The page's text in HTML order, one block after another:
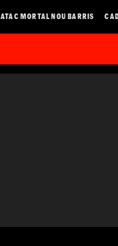
ATAC MORTAL NOU BARRIS